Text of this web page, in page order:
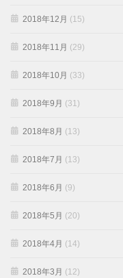
2018年12月 (15)
2018年11月 (29)
2018年10月 (33)
2018年9月 (31)
2018年8月 (13)
2018年7月 (13)
2018年6月 (9)
2018年5月 (20)
2018年4月 (14)
2018年3月 (12)